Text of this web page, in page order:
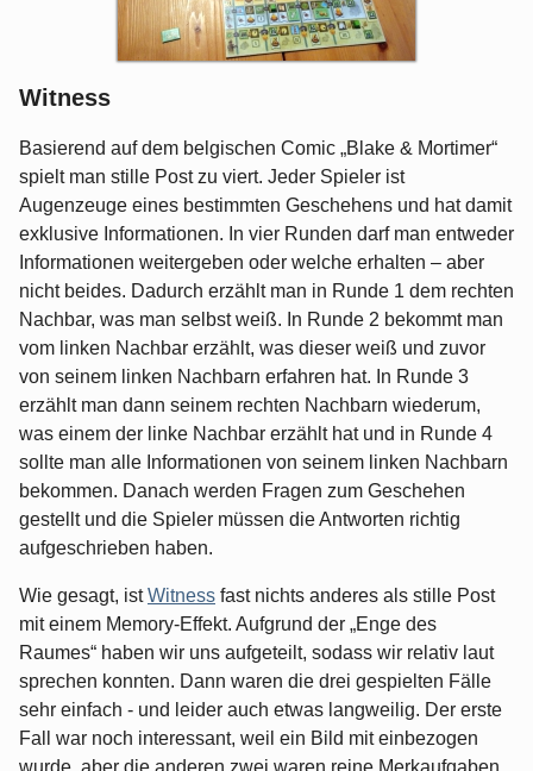
Witness
Basierend auf dem belgischen Comic „Blake & Mortimer“
spielt man stille Post zu viert. Jeder Spieler ist
Augenzeuge eines bestimmten Geschehens und hat damit
exklusive Informationen. In vier Runden darf man entweder
Informationen weitergeben oder welche erhalten – aber
nicht beides. Dadurch erzählt man in Runde 1 dem rechten
Nachbar, was man selbst weiß. In Runde 2 bekommt man
vom linken Nachbar erzählt, was dieser weiß und zuvor
von seinem linken Nachbarn erfahren hat. In Runde 3
erzählt man dann seinem rechten Nachbarn wiederum,
was einem der linke Nachbar erzählt hat und in Runde 4
sollte man alle Informationen von seinem linken Nachbarn
bekommen. Danach werden Fragen zum Geschehen
gestellt und die Spieler müssen die Antworten richtig
aufgeschrieben haben.
Wie gesagt, istWitness fast nichts anderes als stille Post
mit einem Memory-Effekt. Aufgrund der „Enge des
Raumes“ haben wir uns aufgeteilt, sodass wir relativ laut
sprechen konnten. Dann waren die drei gespielten Fälle
sehr einfach - und leider auch etwas langweilig. Der erste
Fall war noch interessant, weil ein Bild mit einbezogen